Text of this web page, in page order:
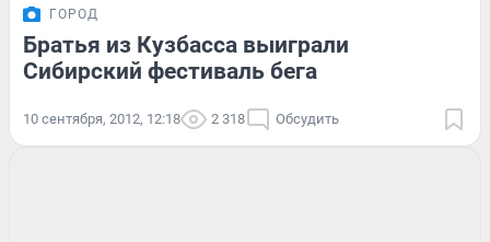
ГОРОД
Братья из Кузбасса выиграли
Сибирский фестиваль бега
10 сентября, 2012, 12:18 2 318 Обсудить